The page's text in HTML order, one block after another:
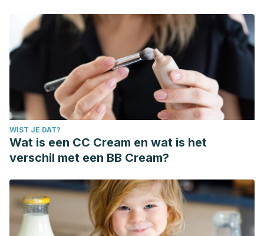
sciatica.
Cochrane Database of Systematic Reviews,
10(10).
https://www.ncbi.nlm.nih.gov/pmc/articles/PMC6461200/
Santos, C., Donosob​, R., Ganga, M., Eugenin, O., Lira, F.,
Santelicesc, J. (2020) Dolor lumbar: revisión y evidencia
de tratamiento. Lumbalgia: revisión y evidencia del
tratamiento.Revista Médica los Condes, 31
(5-6), 387-395.
https://www.sciencedirect.com/science/article/pii/
Cochrane Database of Systematic Reviews, 6.
https://www.cochranelibrary.com/es/cdsr/doi/10.1002/
See, S., Ginzburg, R. (2008). Choosing a Skeletal Muscle
Relaxant.
American Family Physician, 78(3), 365-370.
WIST JE DAT?
Wat is een CC Cream en wat is het
verschil met een BB Cream?